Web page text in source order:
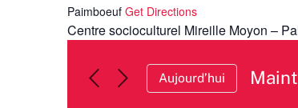
Paimboeuf Get Directions
Centre socioculturel Mireille Moyon –
Aujourd’hui